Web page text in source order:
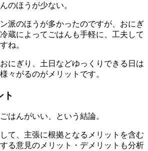
のほうが少ない。
派のほうが多かったのですが、おにぎ
蔵によってごはんも手軽に、工夫して
ね。
にぎり、土日などゆっくりできる日は
々がるのがメリットです。
ト
はんがいい、という結論。
て、主張に根拠となるメリットを含む
る意見のメリット・デメリットも分析